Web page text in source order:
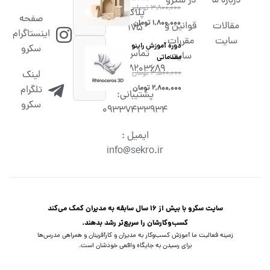
مقالات
سایت
قوانین و
مقررات
سایت
پلاک
۱۷۵
تماس :
02538203689
پشتیبانی:
09337433934
ایمیل :
info@sekro.ir
۳,۸۰۰,۰۰۰تومان
۱,۸۰۰,۰۰۰تومان
دوره آموزش راینو
مقدماتی
۳,۵۰۰,۰۰۰تومان
۲,۸۰۰,۰۰۰تومان
صفحه
اینستاگرام
سکرو
لینک
تلگرام
سکرو
سایت سکرو با بیش از 16 سال سابقه به مدیران کمک می‌کند
کسب‌و‌کارشان را سریع‌تر رشد بدهند.
زمینه فعالیت ما آموزش کسب‌وکار به مدیران و کارآفرینان و همراهی مدرس‌ها
برای رسیدن به جایگاه واقعی خودشان است.